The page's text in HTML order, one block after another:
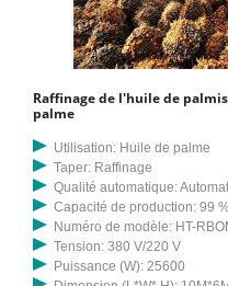
à 36 900 $ US / pièce.
de pétrole. Application :
lubrifiants, la fabrication de
fonction de l'offre et de la météo.
Raffinage de l'huile de
palme
Utilisation: Huile de palme
Taper: Raffinage
Qualité automatique:
Capacité de production: 99
Numéro de modèle: HT-
Tension: 380 V/220 V
Puissance (W): 25600